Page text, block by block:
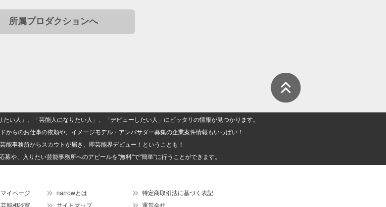
所属プロダクションへ
い人」、「芸能人になりたい人」、「デビューしたい人」にピッタリの情報が見つかります。
からのお仕事の依頼や、イメージモデル・アンバサダー募集の企業案件情報もいっぱい！
能事務所からスカウトが届き、即芸能界デビュー！ということも！
や、入りたい芸能事務所へのアピールを"無料"で"簡単"に行うことができます。
マイページ
芸能相談室
narrowとは
サイトマップ
特定商取引法に基づく表記
運営会社